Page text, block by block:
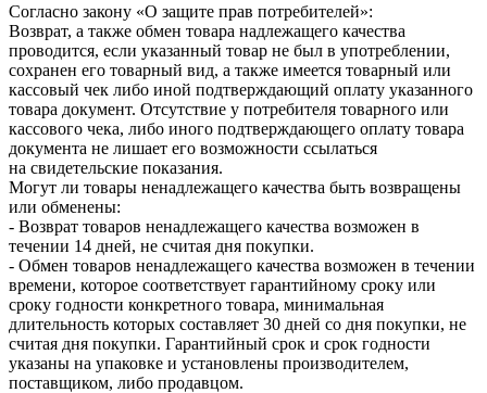
Согласно закону «О защите прав потребителей»:
Возврат, а также обмен товара надлежащего качества
проводится, если указанный товар не был в употреблении,
сохранен его товарный вид, а также имеется товарный или
кассовый чек либо иной подтверждающий оплату указанного
товара документ. Отсутствие у потребителя товарного или
кассового чека, либо иного подтверждающего оплату товара
документа не лишает его возможности ссылаться
на свидетельские показания.
Могут ли товары ненадлежащего качества быть возвращены
или обменены:
- Возврат товаров ненадлежащего качества возможен в
течении 14 дней, не считая дня покупки.
- Обмен товаров ненадлежащего качества возможен в течении
времени, которое соответствует гарантийному сроку или
сроку годности конкретного товара, минимальная
длительность которых составляет 30 дней со дня покупки, не
считая дня покупки. Гарантийный срок и срок годности
указаны на упаковке и установлены производителем,
поставщиком, либо продавцом.